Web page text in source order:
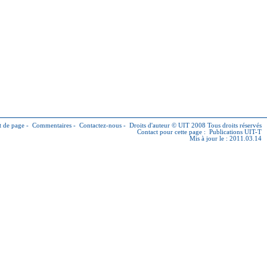
de page - Commentaires - Contactez-nous - Droits d'auteur © UIT 2008 Tous droits réservés
Contact pour cette page : Publications UIT-T
Mis à jour le : 2011.03.14